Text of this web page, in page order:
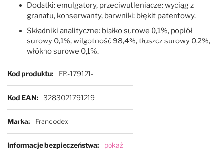
Dodatki: emulgatory, przeciwutleniacze: wyciąg z
granatu, konserwanty, barwniki: błękit patentowy.
Składniki analityczne: białko surowe 0,1%, popiół
surowy 0,1%, wilgotność 98,4%, tłuszcz surowy 0,2%,
włókno surowe 0,1%.
Więcej informacji
Kod produktu FR-179121-
Kod EAN 3283021791219
Marka Francodex
Informacje bezpieczeństwa pokaż